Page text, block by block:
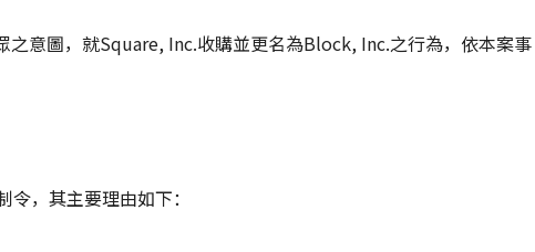
意圖，就Square, Inc.收購並更名為Block, Inc.之行為，依本案事
，其主要理由如下：